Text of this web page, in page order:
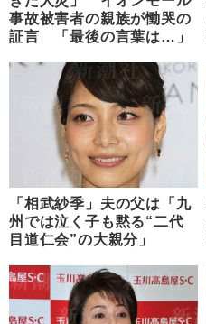
事故被害者の親族が慟哭の
証言 「最後の言葉は…」
「相武紗季」夫の父は「九
州では泣く子も黙る“二代
目道仁会”の大親分」